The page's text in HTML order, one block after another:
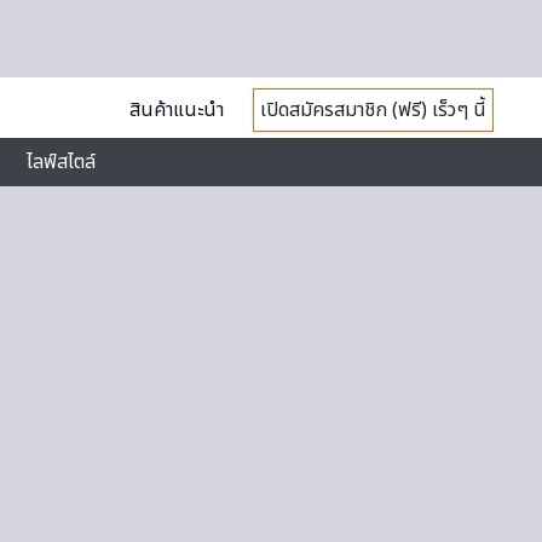
สินค้าแนะนำ
เปิดสมัครสมาชิก (ฟรี) เร็วๆ นี้
ไลฟ์สไตล์